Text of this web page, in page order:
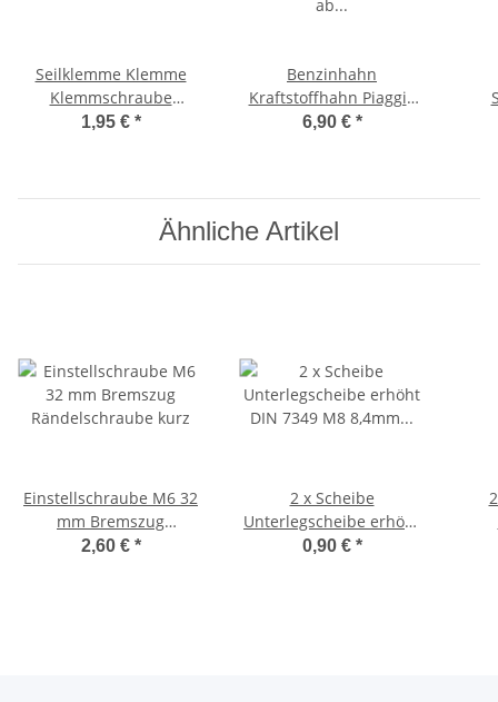
Seilklemme Klemme
Klemmschraube
BremszugKlemmplättchen
1,95 € *
Benzinhahn
Kraftstoffhahn Piaggio
Bravo PX Super Bravo ab
6,90 € *
Ähnliche Artikel
Einstellschraube M6 32
mm Bremszug
Rändelschraube kurz
2,60 € *
2 x Scheibe
Unterlegscheibe erhöht
DIN 7349 M8 8,4mm
0,90 € *